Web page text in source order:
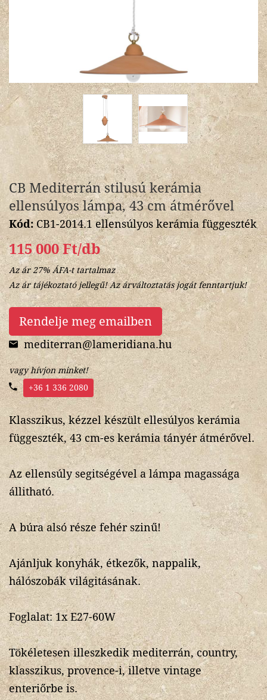
CB Mediterrán stilusú kerámia
ellensúlyos lámpa, 43 cm átmérővel
Kód:CB1-2014.1 ellensúlyos kerámia függeszték
115 000 Ft/db
Az ár 27% ÁFA-t tartalmaz
Az ár tájékoztató jellegű! Az árváltoztatás jogát fenntartjuk!
Rendelje meg emailben
mediterran@lameridiana.hu
vagy hívjon minket!
+36 1 336 2080
Klasszikus, kézzel készült ellesúlyos kerámia
függeszték, 43 cm-es kerámia tányér átmérővel.
Az ellensúly segitségével a lámpa magassága
állitható.
A búra alsó része fehér szinű!
Ajánljuk konyhák, étkezők, nappalik,
hálószobák világitásának.
Foglalat: 1x E27-60W
Tökéletesen illeszkedik mediterrán, country,
klasszikus, provence-i, illetve vintage
enteriőrbe is.